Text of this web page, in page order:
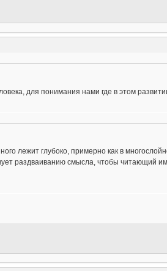
для понимания нами где в этом
лежит глубоко, примерно как в
раздваиванию смысла, чтобы читающий